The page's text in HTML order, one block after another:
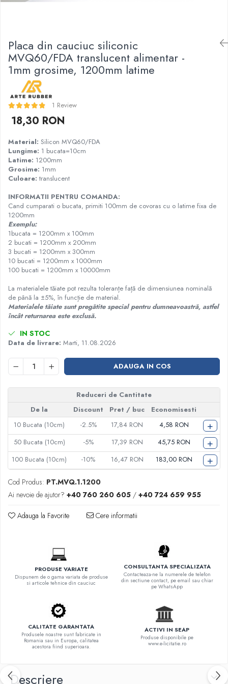
Pentru etansari cu gauri de trecere a
prezoanelor (full face) conform DIN
86071
Pentru flanse plate cu umar (RF) conform
DIN 2690
Placa din cauciuc siliconic
MVQ60/FDA translucent alimentar -
1mm grosime, 1200mm latime
1 Review
18,30 RON
Material: Silicon MVQ60/FDA
Lungime: 1 bucata=10cm
Latime: 1200mm
Grosime: 1mm
Culoare: translucent
INFORMATII PENTRU COMANDA:
Cand cumparati o bucata, primiti 100mm de covoras cu o latime fixa de
1200mm
Exemplu:
1bucata = 1200mm x 100mm
2 bucati = 1200mm x 200mm
3 bucati = 1200mm x 300mm
10 bucati = 1200mm x 1000mm
100 bucati = 1200mm x 10000mm
La materialele tăiate pot rezulta toleranțe față de dimensiunea nominală
de până la ±5%, în funcție de material.
Materialele tăiate sunt pregătite special pentru dumneavoastră, astfel
încât returnarea este exclusă.
IN STOC
Data de livrare: Marti, 11.08.2026
ADAUGA IN COS
Reduceri de Cantitate
De la
Discount Pret / buc
Economisesti
10 Bucata (10cm) -2.5% 17,84 RON 4,58 RON +
50Bucata (10cm) -5% 17,39 RON 45,75 RON +
100 Bucata (10cm) -10% 16,47 RON 183,00 RON +
Cod Produs: PT.MVQ.1.1200
Ai nevoie de ajutor? +40 760 260 605 / +40 724 659 955
Adauga la Favorite Cere informatii
PRODUSE VARIATE
Dispunem de o gama variata de produse
si articole tehnice din cauciuc
CONSULTANTA SPECIALIZATA
Contacteaza-ne la numerele de telefon
din sectiune contact, pe email sau chiar
pe WhatsApp
CALITATE GARANTATA
Produsele noastre sunt fabricate in
Romania sau in Europa, calitatea
acestora fiind superioara.
ACTIVI IN SEAP
Produse disponibile pe
www.e-licitatie.ro
Descriere